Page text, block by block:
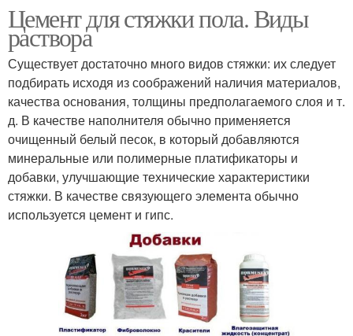
Цемент для стяжки пола. Виды
раствора
Существует достаточно много видов стяжки: их следует
подбирать исходя из соображений наличия материалов,
качества основания, толщины предполагаемого слоя и т.
д. В качестве наполнителя обычно применяется
очищенный белый песок, в который добавляются
минеральные или полимерные платификаторы и
добавки, улучшающие технические характеристики
стяжки. В качестве связующего элемента обычно
используется цемент и гипс.